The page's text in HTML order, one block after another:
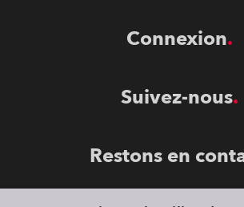
Connexion
Suivez-nous
Restons en